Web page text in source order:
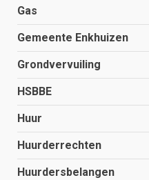
Gas
Gemeente Enkhuizen
Grondvervuiling
HSBBE
Huur
Huurderrechten
Huurdersbelangen